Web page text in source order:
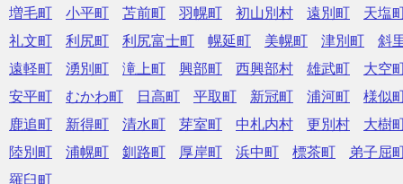
増毛町
小平町 苫前町 羽幌町 初山別村 遠別町
天塩
礼文町
利尻町 利尻富士町 幌延町 美幌町 津別町
斜
遠軽町
湧別町 滝上町 興部町 西興部村 雄武町
大空
安平町
むかわ町 日高町 平取町 新冠町 浦河町
様似
鹿追町
新得町 清水町 芽室町 中札内村 更別村
大樹
陸別町
浦幌町 釧路町 厚岸町 浜中町 標茶町
弟子屈
羅臼町